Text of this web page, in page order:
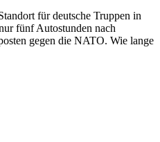
für deutsche Truppen in
fünf Autostunden nach
gegen die NATO. Wie lange